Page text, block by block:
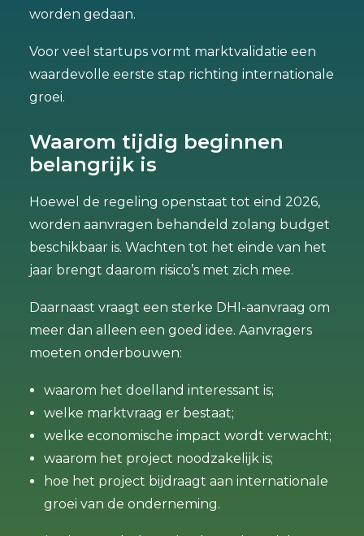
worden gedaan.
Voor veel startups vormt marktvalidatie een
waardevolle eerste stap richting internationale
groei.
Waarom tijdig beginnen
belangrijk is
Hoewel de regeling openstaat tot eind 2026,
worden aanvragen behandeld zolang budget
beschikbaar is. Wachten tot het einde van het
jaar brengt daarom risico’s met zich mee.
Daarnaast vraagt een sterke DHI-aanvraag om
meer dan alleen een goed idee. Aanvragers
moeten onderbouwen:
waarom het doelland interessant is;
welke marktvraag er bestaat;
welke economische impact wordt verwacht;
waarom het project noodzakelijk is;
hoe het project bijdraagt aan internationale
groei van de onderneming.